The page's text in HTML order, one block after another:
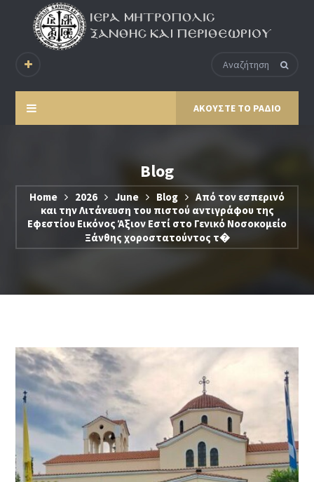
ΑΚΟΥΣΤΕ ΤΟ ΡΑΔΙΟ
Blog
Home 2026 June Blog
Από τον εσπερινό
και την Λιτάνευση του πιστού αντιγράφου της
Εφεστίου Εικόνος Άξιον Εστί στο Γενικό Νοσοκομείο
Ξάνθης χοροστατούντος τ�